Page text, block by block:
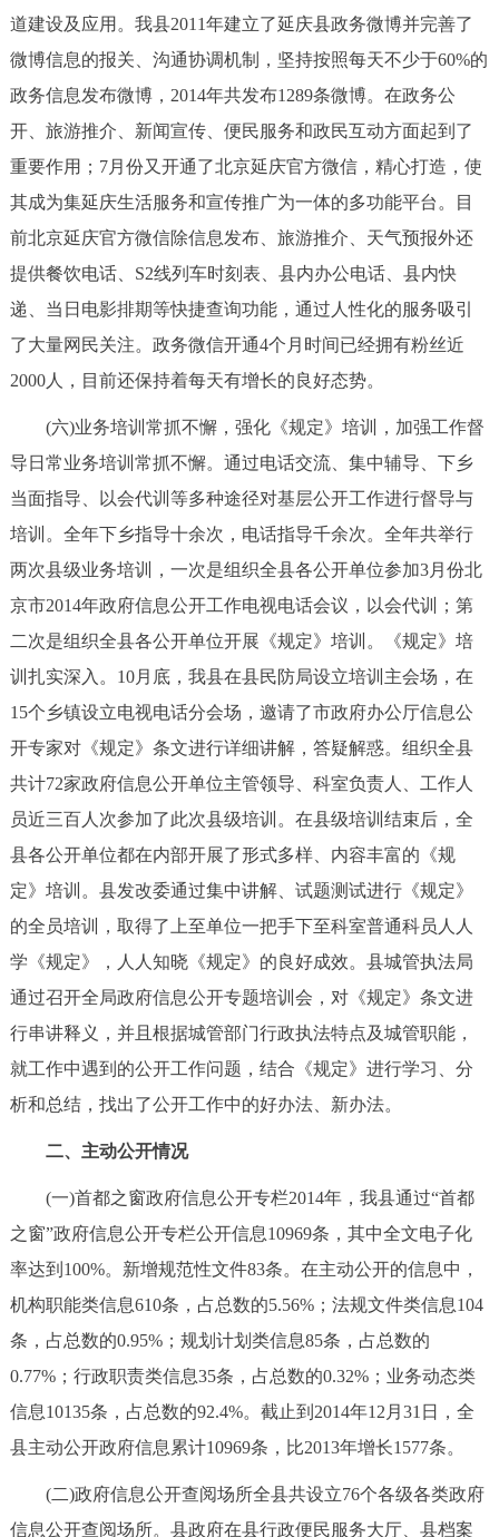
道建设及应用。我县2011年建立了延庆县政务微博并完善了
微博信息的报关、沟通协调机制，坚持按照每天不少于60%的
政务信息发布微博，2014年共发布1289条微博。在政务公
开、旅游推介、新闻宣传、便民服务和政民互动方面起到了
重要作用；7月份又开通了北京延庆官方微信，精心打造，使
其成为集延庆生活服务和宣传推广为一体的多功能平台。目
前北京延庆官方微信除信息发布、旅游推介、天气预报外还
提供餐饮电话、S2线列车时刻表、县内办公电话、县内快
递、当日电影排期等快捷查询功能，通过人性化的服务吸引
了大量网民关注。政务微信开通4个月时间已经拥有粉丝近
2000人，目前还保持着每天有增长的良好态势。
(六)业务培训常抓不懈，强化《规定》培训，加强工作督
导日常业务培训常抓不懈。通过电话交流、集中辅导、下乡
当面指导、以会代训等多种途径对基层公开工作进行督导与
培训。全年下乡指导十余次，电话指导千余次。全年共举行
两次县级业务培训，一次是组织全县各公开单位参加3月份北
京市2014年政府信息公开工作电视电话会议，以会代训；第
二次是组织全县各公开单位开展《规定》培训。《规定》培
训扎实深入。10月底，我县在县民防局设立培训主会场，在
15个乡镇设立电视电话分会场，邀请了市政府办公厅信息公
开专家对《规定》条文进行详细讲解，答疑解惑。组织全县
共计72家政府信息公开单位主管领导、科室负责人、工作人
员近三百人次参加了此次县级培训。在县级培训结束后，全
县各公开单位都在内部开展了形式多样、内容丰富的《规
定》培训。县发改委通过集中讲解、试题测试进行《规定》
的全员培训，取得了上至单位一把手下至科室普通科员人人
学《规定》，人人知晓《规定》的良好成效。县城管执法局
通过召开全局政府信息公开专题培训会，对《规定》条文进
行串讲释义，并且根据城管部门行政执法特点及城管职能，
就工作中遇到的公开工作问题，结合《规定》进行学习、分
析和总结，找出了公开工作中的好办法、新办法。
二、主动公开情况
(一)首都之窗政府信息公开专栏2014年，我县通过“首都
之窗”政府信息公开专栏公开信息10969条，其中全文电子化
率达到100%。新增规范性文件83条。在主动公开的信息中，
机构职能类信息610条，占总数的5.56%；法规文件类信息104
条，占总数的0.95%；规划计划类信息85条，占总数的
0.77%；行政职责类信息35条，占总数的0.32%；业务动态类
信息10135条，占总数的92.4%。截止到2014年12月31日，全
县主动公开政府信息累计10969条，比2013年增长1577条。
(二)政府信息公开查阅场所全县共设立76个各级各类政府
信息公开查阅场所。县政府在县行政便民服务大厅、县档案